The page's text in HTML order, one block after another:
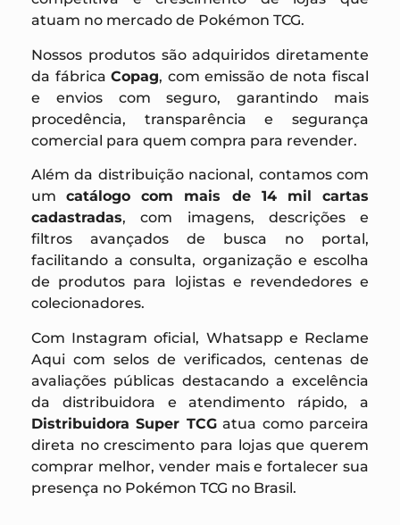
atuam no mercado de Pokémon TCG.
Nossos produtos são adquiridos diretamente
da fábricaCopag, com emissão de nota fiscal
e envios com seguro, garantindo mais
procedência, transparência e segurança
comercial para quem compra para revender.
Além da distribuição nacional, contamos com
umcatálogo com mais de 14 mil cartas
cadastradas, com imagens, descrições e
filtros avançados de busca no portal,
facilitando a consulta, organização e escolha
de produtos para lojistas e revendedores e
colecionadores.
Com Instagram oficial, Whatsapp e Reclame
Aqui com selos de verificados, centenas de
avaliações públicas destacando a excelência
da distribuidora e atendimento rápido, a
Distribuidora Super TCGatua como parceira
direta no crescimento para lojas que querem
comprar melhor, vender mais e fortalecer sua
presença no Pokémon TCG no Brasil.